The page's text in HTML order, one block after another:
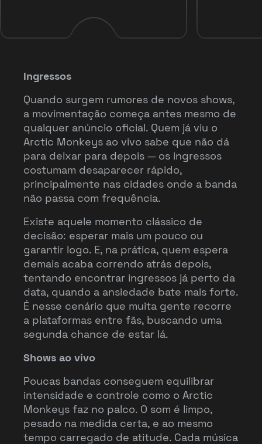
Ingressos
Quando surgem rumores de novos shows,
a movimentação começa antes mesmo de
qualquer anúncio oficial. Quem já viu o
Arctic Monkeys ao vivo sabe que não dá
para deixar para depois — os ingressos
costumam desaparecer rápido,
principalmente nas cidades onde a banda
não passa com frequência.
Existe aquele momento clássico de
decisão: esperar mais um pouco ou
garantir logo. E, na prática, quem espera
demais acaba correndo atrás depois,
tentando encontrar ingressos já perto da
data, quando a ansiedade bate mais forte.
É nesse cenário que muita gente recorre
a plataformas entre fãs, buscando uma
segunda chance de estar lá.
Shows ao vivo
Poucas bandas conseguem equilibrar
intensidade e controle como o Arctic
Monkeys faz no palco. O som é limpo,
pesado na medida certa, e ao mesmo
tempo carregado de atitude. Cada música